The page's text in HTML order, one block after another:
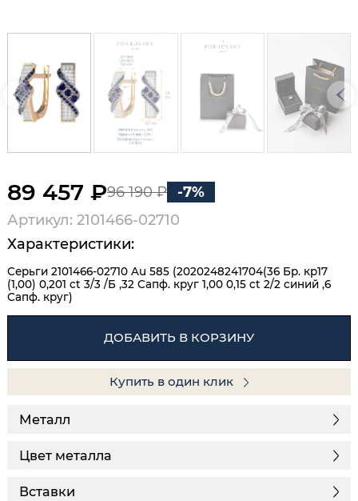
89 457 ₽96 190 ₽
-7%
Артикул: 2101466-02710
Характеристики:
Серьги 2101466-02710 Au 585 (2020248241704(36 Бр. кр17
(1,00) 0,201 ct 3/3 /Б ,32 Сапф. круг 1,00 0,15 ct 2/2 синий ,6
Сапф. круг)
ДОБАВИТЬ В КОРЗИНУ
Купить в один клик
Металл
Цвет металла
Вставки